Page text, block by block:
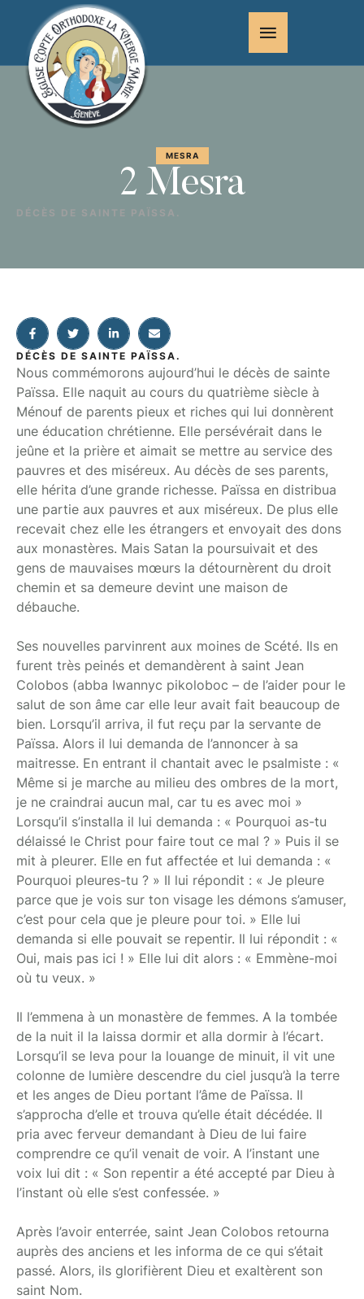
MESRA
2 Mesra
DÉCÈS DE SAINTE PAÏSSA.
DÉCÈS DE SAINTE PAÏSSA.
Nous commémorons aujourd’hui le décès de sainte
Païssa. Elle naquit au cours du quatrième siècle à
Ménouf de parents pieux et riches qui lui donnèrent
une éducation chrétienne. Elle persévérait dans le
jeûne et la prière et aimait se mettre au service des
pauvres et des miséreux. Au décès de ses parents,
elle hérita d’une grande richesse. Païssa en distribua
une partie aux pauvres et aux miséreux. De plus elle
recevait chez elle les étrangers et envoyait des dons
aux monastères. Mais Satan la poursuivait et des
gens de mauvaises mœurs la détournèrent du droit
chemin et sa demeure devint une maison de
débauche.
Ses nouvelles parvinrent aux moines de Scété. Ils en
furent très peinés et demandèrent à saint Jean
Colobos (abba Iwannyc pikoloboc – de l’aider pour le
salut de son âme car elle leur avait fait beaucoup de
bien. Lorsqu’il arriva, il fut reçu par la servante de
Païssa. Alors il lui demanda de l’annoncer à sa
maitresse. En entrant il chantait avec le psalmiste : «
Même si je marche au milieu des ombres de la mort,
je ne craindrai aucun mal, car tu es avec moi »
Lorsqu’il s’installa il lui demanda : « Pourquoi as-tu
délaissé le Christ pour faire tout ce mal ? » Puis il se
mit à pleurer. Elle en fut affectée et lui demanda : «
Pourquoi pleures-tu ? » Il lui répondit : « Je pleure
parce que je vois sur ton visage les démons s’amuser,
c’est pour cela que je pleure pour toi. » Elle lui
demanda si elle pouvait se repentir. Il lui répondit : «
Oui, mais pas ici ! » Elle lui dit alors : « Emmène-moi
où tu veux. »
Il l’emmena à un monastère de femmes. A la tombée
de la nuit il la laissa dormir et alla dormir à l’écart.
Lorsqu’il se leva pour la louange de minuit, il vit une
colonne de lumière descendre du ciel jusqu’à la terre
et les anges de Dieu portant l’âme de Païssa. Il
s’approcha d’elle et trouva qu’elle était décédée. Il
pria avec ferveur demandant à Dieu de lui faire
comprendre ce qu’il venait de voir. A l’instant une
voix lui dit : « Son repentir a été accepté par Dieu à
l’instant où elle s’est confessée. »
Après l’avoir enterrée, saint Jean Colobos retourna
auprès des anciens et les informa de ce qui s’était
passé. Alors, ils glorifièrent Dieu et exaltèrent son
saint Nom.